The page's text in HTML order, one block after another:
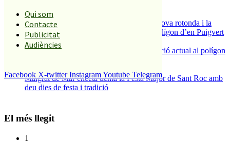
Qui som
Contacte
Publicitat
Audiències
Facebook X-twitter InstagramYoutube Telegram
3
S’aprova definitivament el projecte de la nova rotonda i la
millora del pont de la riera de Reixac al polígon d’en Puigvert
4
La Nau d’Entitats mantindrà la seva ubicació actual al polígon
Malgrat de Mar enceta demà la Festa Major de Sant Roc amb
deu dies de festa i tradició
El més llegit
1